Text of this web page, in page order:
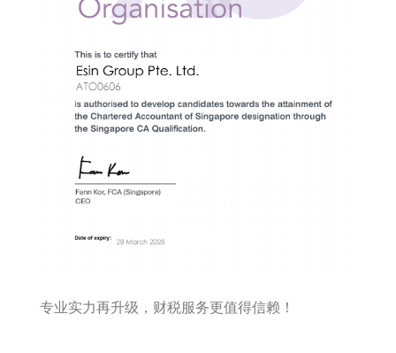
专业实力再升级，财税服务更值得信赖！